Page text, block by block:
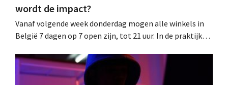
wordt de impact?
Vanaf volgende week donderdag mogen alle winkels in
België 7 dagen op 7 open zijn, tot 21 uur. In de praktijk
arbeidswetgeving een hinderpaal. Is er een gelijk
speelveld?